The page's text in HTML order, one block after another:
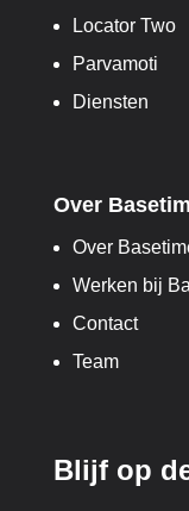
Locator Two
Parvamoti
Diensten
Over
Over
Werken bij
Contact
Team
Blijf op